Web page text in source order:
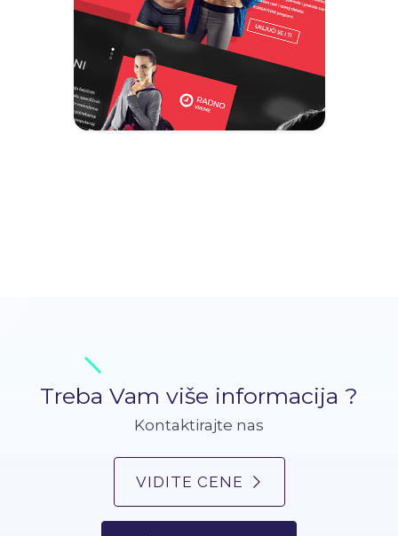
Treba Vam više informacija ?
Kontaktirajte nas
VIDITE CENE